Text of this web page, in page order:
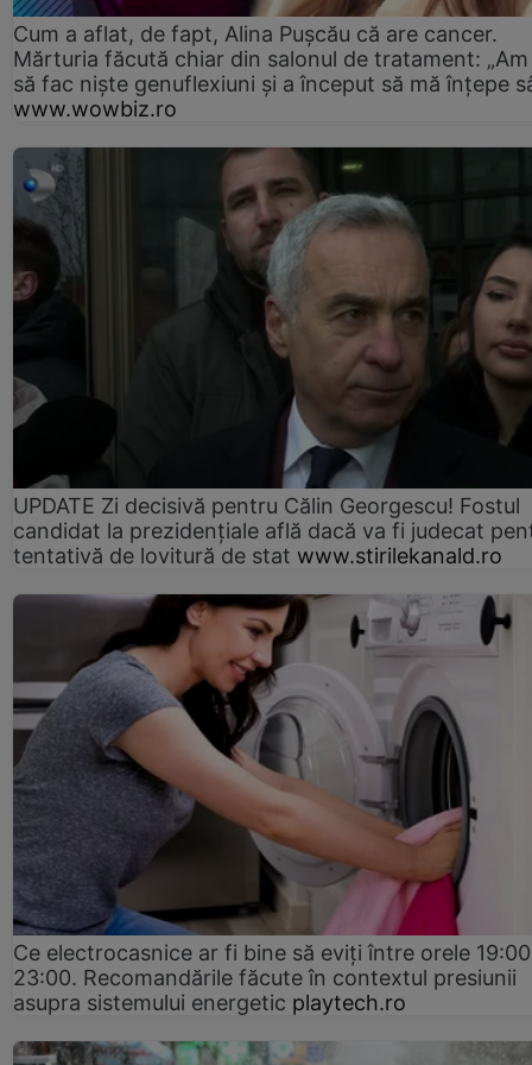
Cum a aflat, de fapt, Alina Pușcău că are cancer.
Mărturia făcută chiar din salonul de tratament:
să fac niște genuflexiuni și a început să mă înțepe
www.wowbiz.ro
UPDATE Zi decisivă pentru Călin Georgescu! Fostul
candidat la prezidențiale află dacă va fi judecat
tentativă de lovitură de stat www.stirilekanald.ro
Ce electrocasnice ar fi bine să eviți între orele
23:00. Recomandările făcute în contextul presiunii
asupra sistemului energetic playtech.ro